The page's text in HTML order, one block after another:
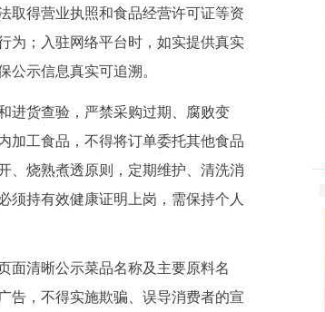
取得营业执照和食品经营许可证等资
为；入驻网络平台时，如实提供真实
公示信息真实可追溯。
进货查验，严禁采购过期、腐败变
加工食品，不得将订单委托其他食品
、烧熟煮透原则，定期维护、清洗消
须持有效健康证明上岗，需保持个人
面清晰公示菜品名称及主要原料名
告，不得实施欺骗、误导消费者的宣